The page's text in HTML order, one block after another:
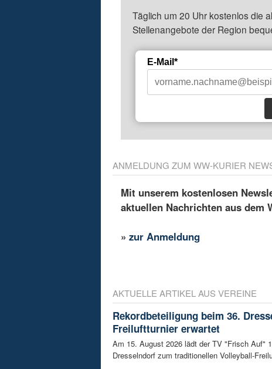
Täglich um 20 Uhr kostenlos die
Stellenangebote der Region
E-Mail*
ANMELDUNG ZUM WW-KURIER
Mit unserem kostenlosen
aktuellen Nachrichten aus dem
»zur Anmeldung
AKTUELLE ARTIKEL AUS VEREINE
Rekordbeteiligung beim 36.
Freiluftturnier erwartet
Am 15. August 2026 lädt der TV "Frisch Auf"
Dresselndorf zum traditionellen Volleyball-